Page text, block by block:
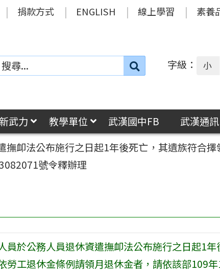
捐款方式 ENGLISH 線上學習 素養
搜
字級： 小
武力 教學單位 武漢國中FB 武漢通訊
卹法公布施行之日起1年後死亡，其遺族符合
號令釋辦理
員於公務人員退休資遣撫卹法公布施行之日起1
勞工退休金條例請領月退休金者，請依該部109